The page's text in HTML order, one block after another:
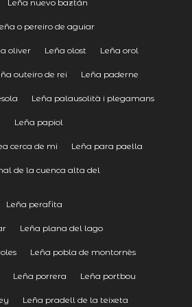
Leña nuevo baztán
o pereiro de aguiar
oliver Leña olost Leña orol
outeiro de rei Leña paderne
Leña palausolità i plegamans
Leña papiol
cerca de mi Leña para paella
de la cuenca alta del
Leña perafita
Leña plana del lago
Leña pobla de montornès
Leña porrera Leña portbou
Leña pradell de la teixeta